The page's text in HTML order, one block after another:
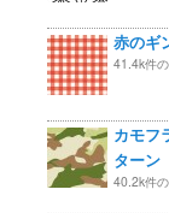
赤のギ
41.4k件
カモフ
ターン
40.2k件